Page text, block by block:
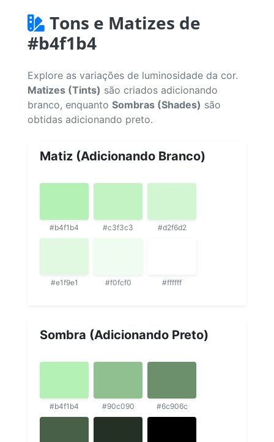
Tons e Matizes de
#b4f1b4
Explore as variações de luminosidade da cor.
Matizes (Tints) são criados adicionando
branco, enquanto Sombras (Shades) são
obtidas adicionando preto.
Matiz (Adicionando Branco)
#b4f1b4 #c3f3c3 #d2f6d2
#e1f9e1 #f0fcf0 #ffffff
Sombra (Adicionando Preto)
#b4f1b4 #90c090 #6c906c